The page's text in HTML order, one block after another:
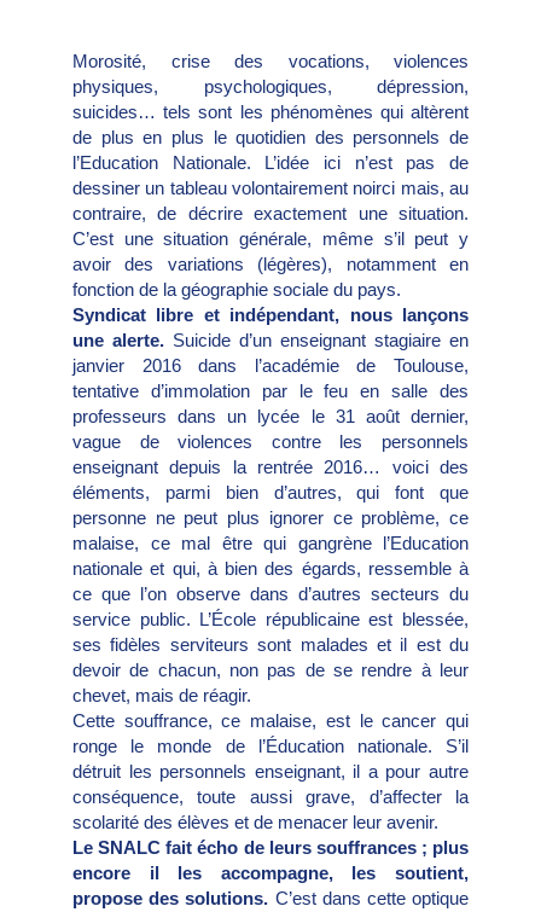
Morosité, crise des vocations, violences
physiques, psychologiques, dépression,
suicides… tels sont les phénomènes qui altèrent
de plus en plus le quotidien des personnels de
l’Education Nationale. L’idée ici n’est pas de
dessiner un tableau volontairement noirci mais, au
contraire, de décrire exactement une situation.
C’est une situation générale, même s’il peut y
avoir des variations (légères), notamment en
fonction de la géographie sociale du pays.
Syndicat libre et indépendant, nous lançons
une alerte. Suicide d’un enseignant stagiaire en
janvier 2016 dans l’académie de Toulouse,
tentative d’immolation par le feu en salle des
professeurs dans un lycée le 31 août dernier,
vague de violences contre les personnels
enseignant depuis la rentrée 2016… voici des
éléments, parmi bien d’autres, qui font que
personne ne peut plus ignorer ce problème, ce
malaise, ce mal être qui gangrène l’Education
nationale et qui, à bien des égards, ressemble à
ce que l’on observe dans d’autres secteurs du
service public. L’École républicaine est blessée,
ses fidèles serviteurs sont malades et il est du
devoir de chacun, non pas de se rendre à leur
chevet, mais de réagir.
Cette souffrance, ce malaise, est le cancer qui
ronge le monde de l’Éducation nationale. S’il
détruit les personnels enseignant, il a pour autre
conséquence, toute aussi grave, d’affecter la
scolarité des élèves et de menacer leur avenir.
Le SNALC fait écho de leurs souffrances ; plus
encore il les accompagne, les soutient,
propose des solutions. C’est dans cette optique